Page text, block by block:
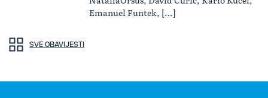
Emanuel Funtek, […]
SVE OBAVIJESTI